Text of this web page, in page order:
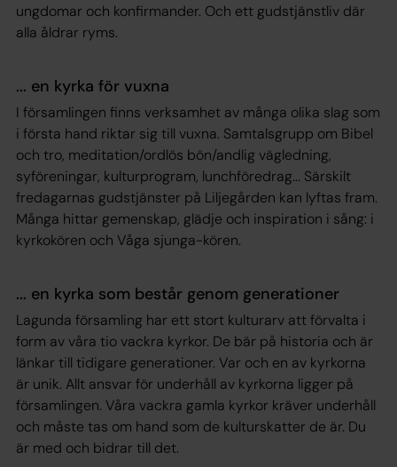
ungdomar och konfirmander. Och ett gudstjänstliv där
alla åldrar ryms.
... en kyrka för vuxna
I församlingen finns verksamhet av många olika slag som
i första hand riktar sig till vuxna. Samtalsgrupp om Bibel
och tro, meditation/ordlös bön/andlig vägledning,
syföreningar, kulturprogram, lunchföredrag... Särskilt
fredagarnas gudstjänster på Liljegården kan lyftas fram.
Många hittar gemenskap, glädje och inspiration i sång: i
kyrkokören och Våga sjunga-kören.
... en kyrka som består genom generationer
Lagunda församling har ett stort kulturarv att förvalta i
form av våra tio vackra kyrkor. De bär på historia och är
länkar till tidigare generationer. Var och en av kyrkorna
är unik. Allt ansvar för underhåll av kyrkorna ligger på
församlingen. Våra vackra gamla kyrkor kräver underhåll
och måste tas om hand som de kulturskatter de är. Du
är med och bidrar till det.